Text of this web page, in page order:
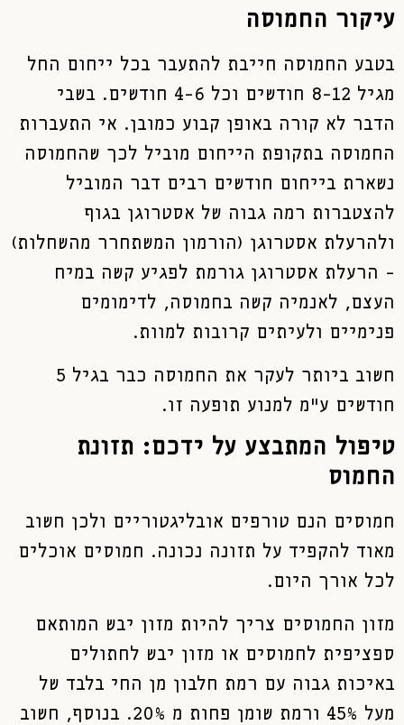
עיקור החמוסה
בטבע החמוסה חייבת להתעבר בכל ייחום החל
מגיל 8-12 חודשים וכל 4-6 חודשים. בשבי
הדבר לא קורה באופן קבוע כמובן. אי התעברות
החמוסה בתקופת הייחום מוביל לכך שהחמוסה
נשארת בייחום חודשים רבים דבר המוביל
להצטברות רמה גבוה של אסטרוגן בגוף
ולהרעלת אסטרוגן (הורמון המשתחרר מהשחלות)
– הרעלת אסטרוגן גורמת לפגיע קשה במיח
העצם, לאנמיה קשה בחמוסה, לדימומים
פנימיים ולעיתים קרובות למוות.
חשוב ביותר לעקר את החמוסה כבר בגיל 5
חודשים ע"מ למנוע תופעה זו.
טיפול המתבצע על ידכם: תזונת
החמוס
חמוסים הנם טורפים אובליגטוריים ולכן חשוב
מאוד להקפיד על תזונה נכונה. חמוסים אוכלים
לכל אורך היום.
מזון החמוסים צריך להיות מזון יבש המותאם
ספציפית לחמוסים או מזון יבש לחתולים
באיכות גבוה עם רמת חלבון מן החי בלבד של
מעל 45% ורמת שומן פחות מ 20%. בנוסף, חשוב